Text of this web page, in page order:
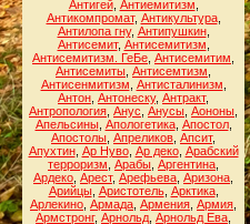
Антигей, Антиемитизм
Антикомпромат, Антикультура,
Антилопа гну, Антипушкин,
Антисемит, Антисемитизм
Антисемитизм. ГеБе Антисемитим
Антисемиты Антисемтизм
Антисенмитизм Антисталинизм
Антон Антонеску, Антракт,
Антропология Анус Анусы Аононы
Апельсины, Апологетика, Апостол,
Апостолы Апреликов Апсит,
Апухтин, Ар Нуво, Ар деко, Арабский
терроризм Арабы Аргентина
Ардеко Арест, Арефьева Аризона
Арийцы, Аристотель, Арктика,
Арлекино Армада Армения Армия
Армстронг, Арнольд Арнольд Ева